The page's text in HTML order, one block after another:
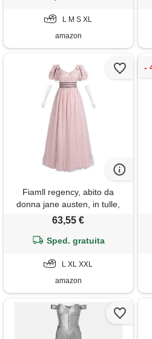
L M S XL
amazon
Fiamll regency, abito da
donna jane austen, in tulle,
abito da sera con guanti, abito
cocktail da donna lungo,
63,55 €
Sped. gratuita
L XL XXL
amazon